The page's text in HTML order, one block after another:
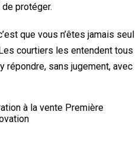
de protéger.
que vous n’êtes jamais seul
courtiers les entendent tous
sans jugement, avec
à la vente Première